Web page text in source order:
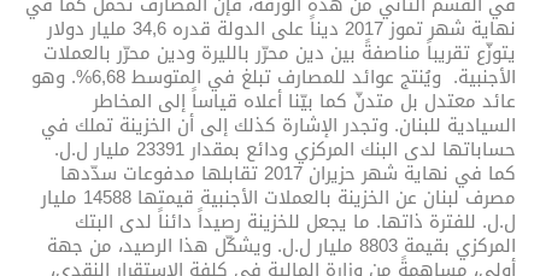
نهاية شهر تموز 2017 ديناً على الدولة قدره 34,6 مليار دولار
يتوزّع تقريباً مناصفةً بين دين محرّر بالليرة ودين محرّر بالعملات
الأجنبية. ويُنتج عوائد للمصارف تبلغ في المتوسط 6,68%. وهو
عائد معتدل بل متدنّ كما بيّنا أعلاه قياساً إلى المخاطر
السيادية للبنان. وتجدر الإشارة كذلك إلى أن الخزينة تملك في
حساباتها لدى البنك المركزي ودائع بمقدار 23391 مليار ل.ل.
كما في نهاية شهر حزيران 2017 تقابلها مدفوعات سدّدها
مصرف لبنان عن الخزينة بالعملات الأجنبية قيمتها 14588 مليار
ل.ل. للفترة ذاتها. ما يجعل للخزينة رصيداً دائناً لدى البتك
المركزي بقيمة 8803 مليار ل.ل. ويشكّل هذا الرصيد، من جهة